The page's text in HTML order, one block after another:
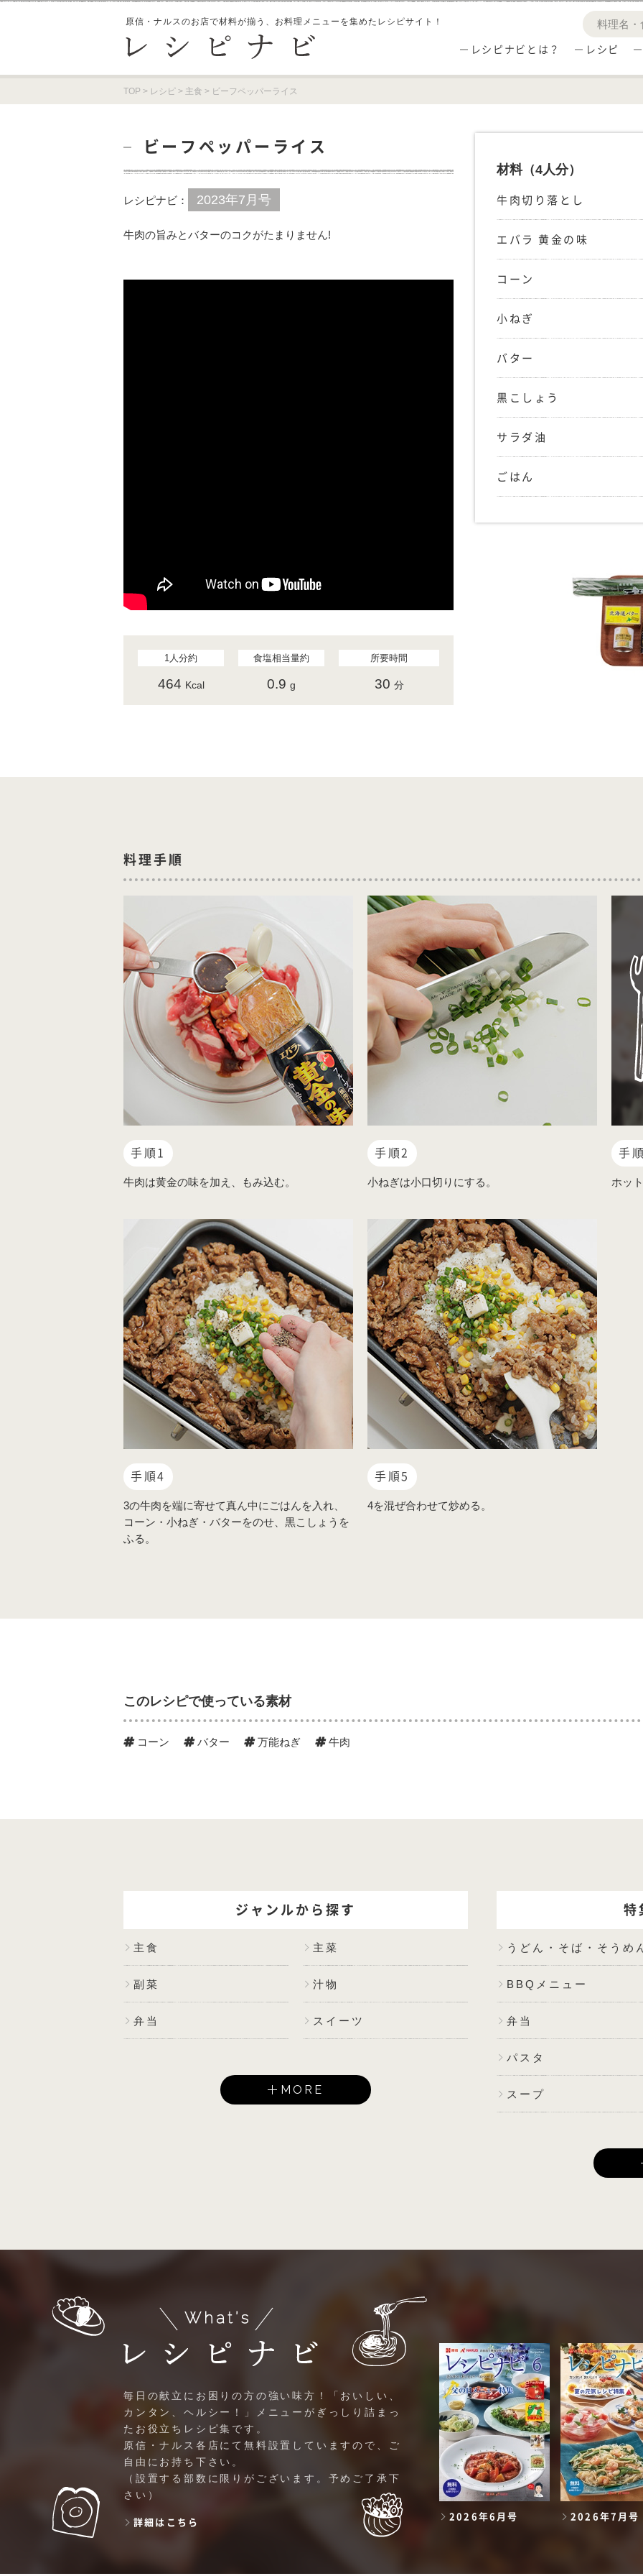
原信・ナルスのお店で材料が揃う、 お料理メニューを集めたレシピサイト！
レシピナビとは？ レシピ
TOP > レシピ > 主食 > ビーフペッパーライス
ビーフペッパーライス
レシピナビ： 2023年7月号
牛肉の旨みとバターのコクがたまりません!
1人分約
464 Kcal
食塩相当量約
0.9 g
所要時間
30 分
材料（4人分）
牛肉切り落とし
エバラ 黄金の味
コーン
小ねぎ
バター
黒こしょう
サラダ油
ごはん
料理手順
手順1
牛肉は黄金の味を加え、もみ込む。
手順2
小ねぎは小口切りにする。
手
ホッ
手順4
3の牛肉を端に寄せて真ん中にごはんを入れ、
コーン・小ねぎ・バターをのせ、黒こしょうを
ふる。
手順5
4を混ぜ合わせて炒める。
このレシピで使っている素材
コーン バター 万能ねぎ 牛肉
ジャンルから探す
主食 主菜
副菜 汁物
弁当 スイーツ
MORE
特
うどん・そば・そうめ
BBQメニュー
弁当
パスタ
スープ
毎日の献立にお困りの方の強い味方！「おいしい、
カンタン、ヘルシー！」メニューがぎっしり詰まっ
たお役立ちレシピ集です。
原信・ナルス各店にて無料設置していますので、ご
自由にお持ち下さい。
（設置する部数に限りがございます。予めご了承下
さい）
詳細はこちら
2026年6月号 2026年7月号